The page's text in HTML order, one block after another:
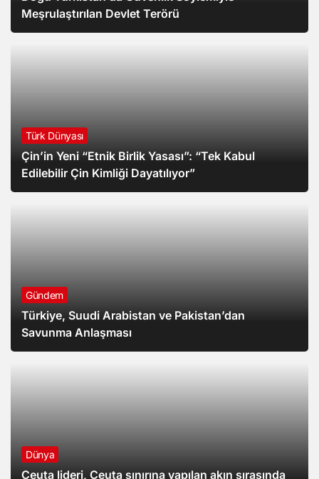
Meşrulaştırılan Devlet Terörü
Türk Dünyası
Çin’in Yeni “Etnik Birlik Yasası”: “Tek Kabul
Edilebilir Çin Kimliği Dayatılıyor”
Gündem
Türkiye, Suudi Arabistan ve Pakistan’dan
Savunma Anlaşması
Dünya
Ceuta lideri, Ceuta sınırına yapılan akın sırasında